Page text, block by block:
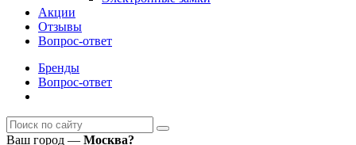
Акции
Отзывы
Вопрос-ответ
Бренды
Вопрос-ответ
Ваш город — Москва?